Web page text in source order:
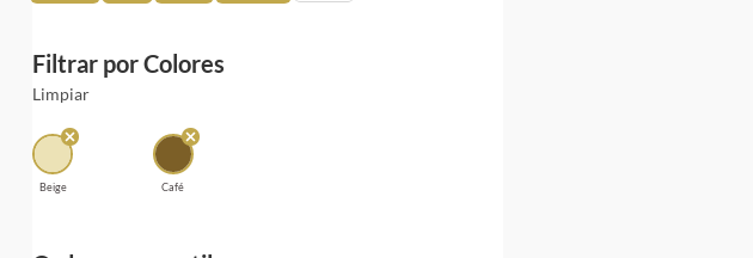
Filtrar por Colores
Limpiar
Beige Café